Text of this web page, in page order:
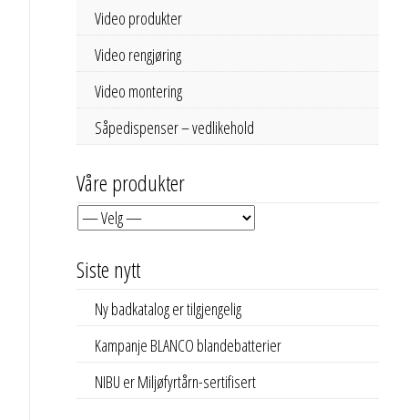
Video produkter
Video rengjøring
Video montering
Såpedispenser – vedlikehold
Våre produkter
Siste nytt
Ny badkatalog er tilgjengelig
Kampanje BLANCO blandebatterier
NIBU er Miljøfyrtårn-sertifisert